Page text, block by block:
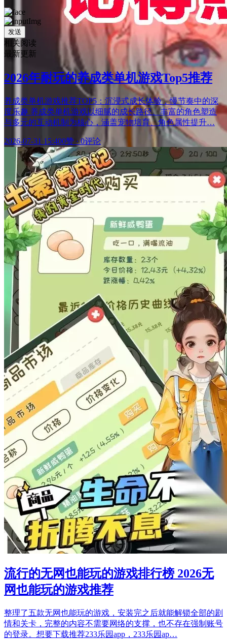
发送
相关阅读
最新更新
2026年耐玩的养成类单机游戏Top5推荐
养成类单机游戏推荐TOP5：沉浸式成长体验，慢节奏中的深
度乐趣 养成类单机游戏以细腻的成长路径、丰富的角色塑造
与多元的互动机制为核心，涵盖宠物培育、角色属性提升…
2026-07-31 15:400赞 ·0评论
流行的无网也能玩的游戏排行榜 2026无
网也能玩的游戏推荐
整理了五款无网也能玩的游戏，安装完之后就能解锁全部的剧
情和关卡，完整的内容不需要网络的支撑，也不存在强制账号
的登录。想要下载推荐233乐园app，233乐园ap…